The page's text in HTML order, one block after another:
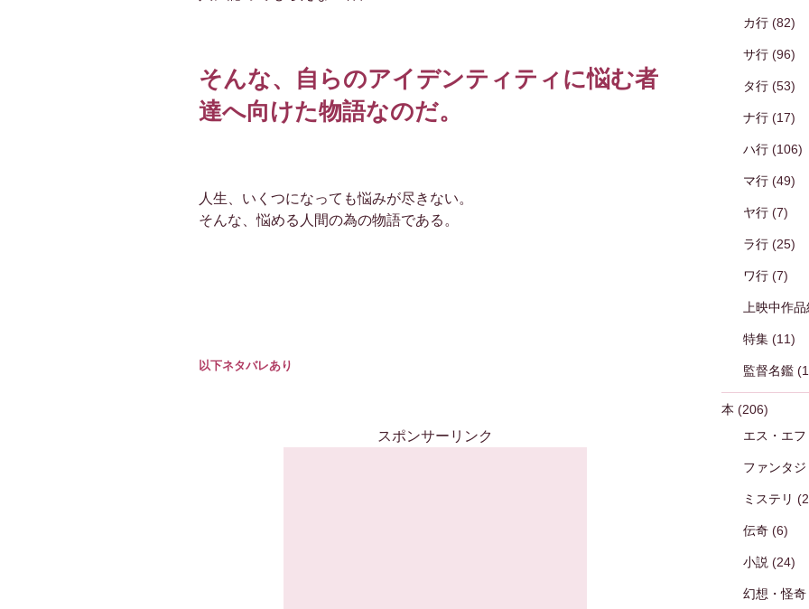
そんな、自らのアイデンティティに悩む者
達へ向けた物語なのだ。
人生、いくつになっても悩みが尽きない。
そんな、悩める人間の為の物語である。
以下ネタバレあり
スポンサーリンク
カ行(82)
サ行(96)
タ行(53)
ナ行(17)
ハ行(106)
マ行(49)
ヤ行(7)
ラ行(25)
ワ行(7)
上映中作品
特集(11)
監督名鑑
本 (206)
エス・エフ
ファンタジ
ミステリ
伝奇(6)
小説(24)
幻想・怪奇